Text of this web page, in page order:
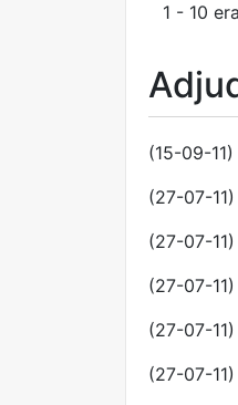
1 - 10
(15-09-11)
(27-07-11)
(27-07-11)
(27-07-11)
(27-07-11)
(27-07-11)